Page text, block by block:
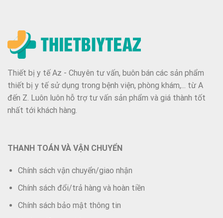
Thiết bị y tế Az - Chuyên tư vấn, buôn bán các sản phẩm
thiết bị y tế sử dụng trong bệnh viện, phòng khám,... từ A
đến Z. Luôn luôn hỗ trợ tư vấn sản phẩm và giá thành tốt
nhất tới khách hàng.
THANH TOÁN VÀ VẬN CHUYỂN
Chính sách vận chuyển/giao nhận
Chính sách đổi/trả hàng và hoàn tiền
Chính sách bảo mật thông tin